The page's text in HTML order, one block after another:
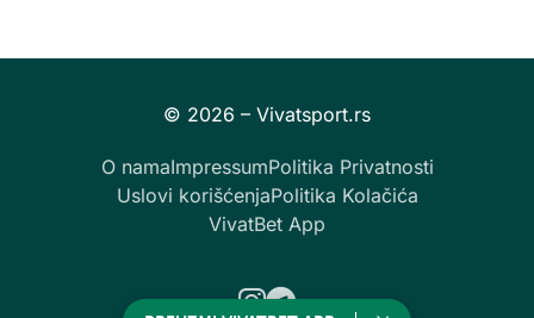
O namaImpressumPolitika Privatnosti
Uslovi korišćenjaPolitika Kolačića
VivatBet App